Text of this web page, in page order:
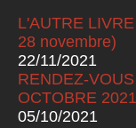
L'AUTRE
28 novembre)
22/11/2021
RENDEZ-
OCTOBRE 2021
05/10/2021